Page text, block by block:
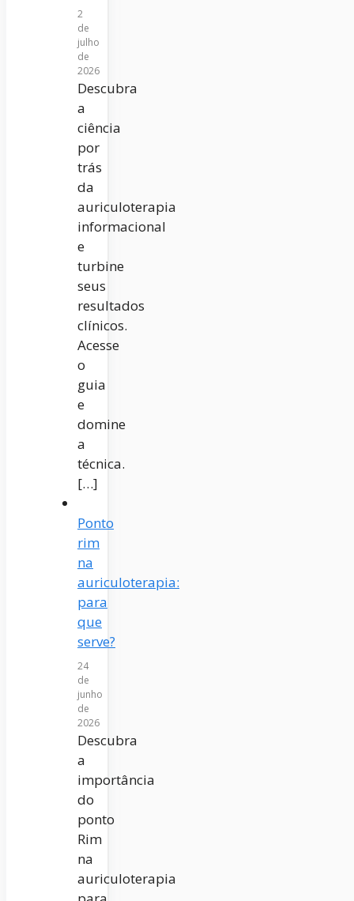
2
de
julho
de
2026
Descubra
a
ciência
por
trás
da
auriculoterapia
informacional
e
turbine
seus
resultados
clínicos.
Acesse
o
guia
e
domine
a
técnica.
[…]
Ponto
rim
na
auriculoterapia:
para
que
serve?
24
de
junho
de
2026
Descubra
a
importância
do
ponto
Rim
na
auriculoterapia